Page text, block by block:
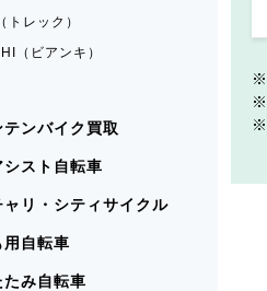
トレック）
（ビアンキ）
テンバイク買取
シスト自転車
ャリ・シティサイクル
用自転車
たみ自転車